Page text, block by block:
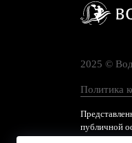
2025 ©
Политика
публичной